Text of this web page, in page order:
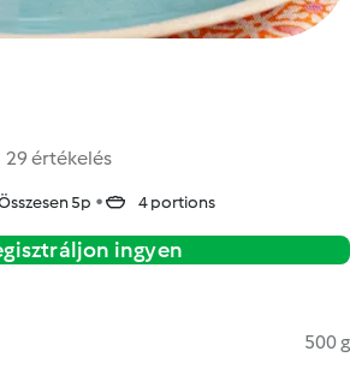
29 értékelés
5p 4 portions
ingyen
500 g